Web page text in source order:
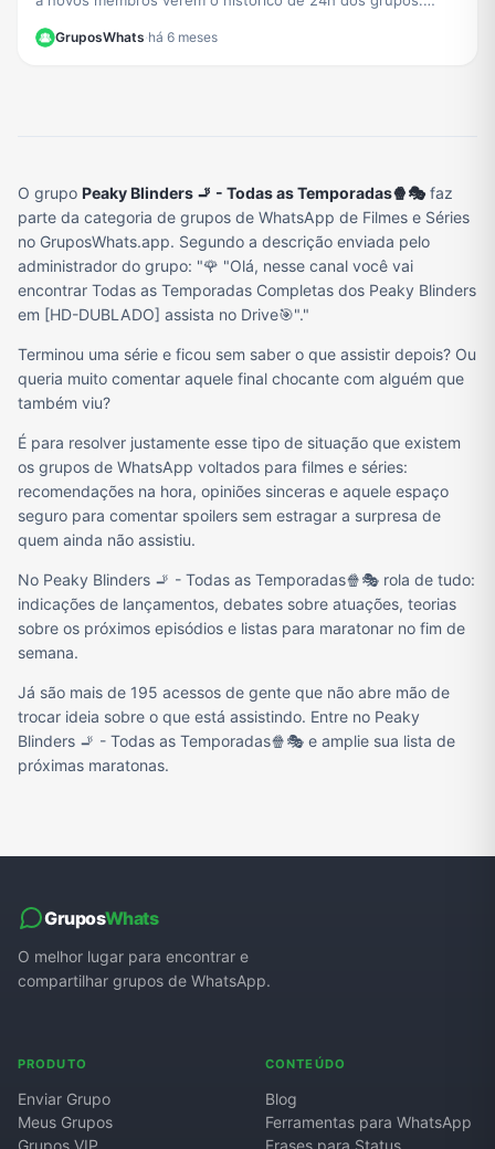
GruposWhats·há 6 meses
O grupo Peaky Blinders 🚬 - Todas as Temporadas🍿🎭faz
parte da categoria de grupos de WhatsApp de Filmes e Séries
no GruposWhats.app. Segundo a descrição enviada pelo
administrador do grupo: "🌹 "Olá, nesse canal você vai
encontrar Todas as Temporadas Completas dos Peaky Blinders
em [HD-DUBLADO] assista no Drive🎯"."
Terminou uma série e ficou sem saber o que assistir depois? Ou
queria muito comentar aquele final chocante com alguém que
também viu?
É para resolver justamente esse tipo de situação que existem
os grupos de WhatsApp voltados para filmes e séries:
recomendações na hora, opiniões sinceras e aquele espaço
seguro para comentar spoilers sem estragar a surpresa de
quem ainda não assistiu.
No Peaky Blinders 🚬 - Todas as Temporadas🍿🎭 rola de tudo:
indicações de lançamentos, debates sobre atuações, teorias
sobre os próximos episódios e listas para maratonar no fim de
semana.
Já são mais de 195 acessos de gente que não abre mão de
trocar ideia sobre o que está assistindo. Entre no Peaky
Blinders 🚬 - Todas as Temporadas🍿🎭 e amplie sua lista de
próximas maratonas.
GruposWhats
O melhor lugar para encontrar e
compartilhar grupos de WhatsApp.
PRODUTO
Enviar Grupo
Meus Grupos
Grupos VIP
CONTEÚDO
Blog
Ferramentas para WhatsApp
Frases para Status